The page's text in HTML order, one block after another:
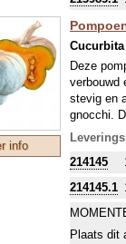
worden
Alle
namen
soorten,
duidelijk
info
Deze
verbouwd
stevig en
gnocchi.
minste
worden
Alle
namen
soorten,
duidelijk
214145
214145.1
Plaats dit